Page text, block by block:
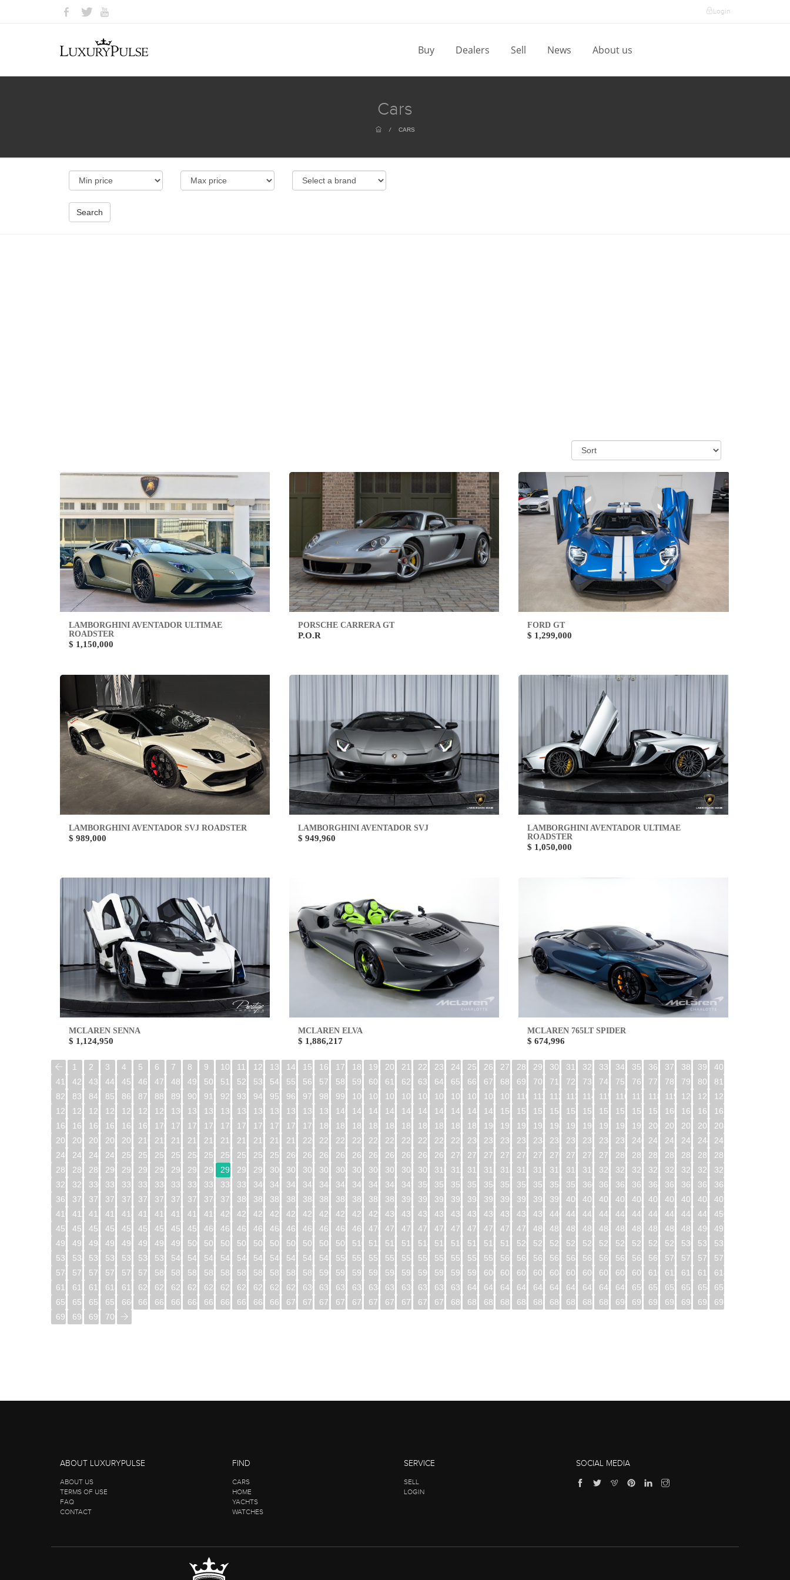
Login
Buy Dealers Sell News About us
Cars
/ CARS
Search
LAMBORGHINI AVENTADOR ULTIMAE
ROADSTER
$ 1,150,000
PORSCHE CARRERA GT
P.O.R
FORD GT
$ 1,299,000
LAMBORGHINI AVENTADOR SVJ ROADSTER
$ 989,000
LAMBORGHINI AVENTADOR SVJ
$ 949,960
LAMBORGHINI AVENTADOR ULTIMAE
ROADSTER
$ 1,050,000
MCLAREN SENNA
$ 1,124,950
MCLAREN ELVA
$ 1,886,217
MCLAREN 765LT SPIDER
$ 674,996
1 2 3 4 5 6 7 8 9 10 11 12 13 14 15 16 17 18 19 20 21 22 23 24 25 26 27 28 29 30 31 32 33 34 35 36 37 38 39
40
41
42 43 44 45 46 47 48 49 50 51 52 53 54 55 56 57 58 59 60 61 62 63 64 65 66 67 68 69 70 71 72 73 74 75 76 77 78 79 80
81
82
83 84 85 86 87 88 89 90 91 92 93 94 95 96 97 98 99 100 101 102 103 104 105 106 107 108 109 110 111 112 113 114 115 116 117 118 119 120 121
122
123
124 125 126 127 128 129 130 131 132 133 134 135 136 137 138 139 140 141 142 143 144 145 146 147 148 149 150 151 152 153 154 155 156 157 158 159 160 161 162
163
164
165 166 167 168 169 170 171 172 173 174 175 176 177 178 179 180 181 182 183 184 185 186 187 188 189 190 191 192 193 194 195 196 197 198 199 200 201 202 203
204
205
206 207 208 209 210 211 212 213 214 215 216 217 218 219 220 221 222 223 224 225 226 227 228 229 230 231 232 233 234 235 236 237 238 239 240 241 242 243 244
245
246
247 248 249 250 251 252 253 254 255 256 257 258 259 260 261 262 263 264 265 266 267 268 269 270 271 272 273 274 275 276 277 278 279 280 281 282 283 284 285
286
287
288 289 290 291 292 293 294 295 296 297 298 299 300 301 302 303 304 305 306 307 308 309 310 311 312 313 314 315 316 317 318 319 320 321 322 323 324 325 326
327
328
329 330 331 332 333 334 335 336 337 338 339 340 341 342 343 344 345 346 347 348 349 350 351 352 353 354 355 356 357 358 359 360 361 362 363 364 365 366 367
368
369
370 371 372 373 374 375 376 377 378 379 380 381 382 383 384 385 386 387 388 389 390 391 392 393 394 395 396 397 398 399 400 401 402 403 404 405 406 407 408
409
410
411 412 413 414 415 416 417 418 419 420 421 422 423 424 425 426 427 428 429 430 431 432 433 434 435 436 437 438 439 440 441 442 443 444 445 446 447 448 449
450
451
452 453 454 455 456 457 458 459 460 461 462 463 464 465 466 467 468 469 470 471 472 473 474 475 476 477 478 479 480 481 482 483 484 485 486 487 488 489 490
491
492
493 494 495 496 497 498 499 500 501 502 503 504 505 506 507 508 509 510 511 512 513 514 515 516 517 518 519 520 521 522 523 524 525 526 527 528 529 530 531
532
533
534 535 536 537 538 539 540 541 542 543 544 545 546 547 548 549 550 551 552 553 554 555 556 557 558 559 560 561 562 563 564 565 566 567 568 569 570 571 572
573
574
575 576 577 578 579 580 581 582 583 584 585 586 587 588 589 590 591 592 593 594 595 596 597 598 599 600 601 602 603 604 605 606 607 608 609 610 611 612 613
614
615
616 617 618 619 620 621 622 623 624 625 626 627 628 629 630 631 632 633 634 635 636 637 638 639 640 641 642 643 644 645 646 647 648 649 650 651 652 653 654
655
656
657 658 659 660 661 662 663 664 665 666 667 668 669 670 671 672 673 674 675 676 677 678 679 680 681 682 683 684 685 686 687 688 689 690 691 692 693 694 695
696
697
698 699 700
ABOUT LUXURYPULSE
ABOUT US
TERMS OF USE
FAQ
CONTACT
FIND
CARS
HOME
YACHTS
WATCHES
SERVICE
SELL
LOGIN
SOCIAL MEDIA